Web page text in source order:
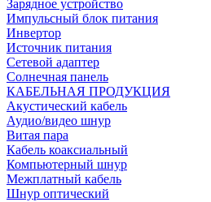
Зарядное устройство
Импульсный блок питания
Инвертор
Источник питания
Сетевой адаптер
Солнечная панель
КАБЕЛЬНАЯ ПРОДУКЦИЯ
Акустический кабель
Аудио/видео шнур
Витая пара
Кабель коаксиальный
Компьютерный шнур
Межплатный кабель
Шнур оптический